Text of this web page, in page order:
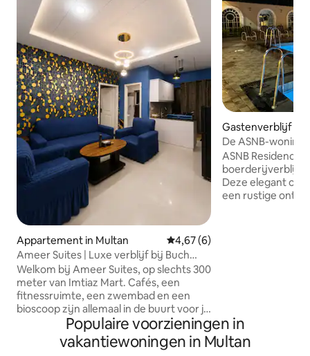
Appartement in Multan Gemiddelde beoordeling van
4,67 (6)
Ameer Suites | Luxe verblijf bij Buch
Villas
Welkom bij Ameer Suites, op slechts 300
meter van Imtiaz Mart. Cafés, een
fitnessruimte, een zwembad en een
bioscoop zijn allemaal in de buurt voor je
vermaak en lifestylebehoeften. We
verzoeken gasten vriendelijk om de
accommodatie schoon te houden en er
Gastenverblijf in
De ASNB-woning
ASNB Residence
boerderijverblijf
Deze elegant
een rustige
bestemming
onvergetelijke
Populaire voorzieningen in
vakantiewoningen in Multan